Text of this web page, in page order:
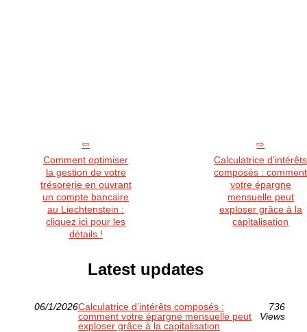
Comment optimiser
la gestion de votre
trésorerie en ouvrant
un compte bancaire
au Liechtenstein :
cliquez ici pour les
détails !
Calculatrice d’intérêts
composés : comment
votre épargne
mensuelle peut
exploser grâce à la
capitalisation
Latest updates
06/1/2026Calculatrice d’intérêts composés :
comment votre épargne mensuelle peut
exploser grâce à la capitalisation
736
Views